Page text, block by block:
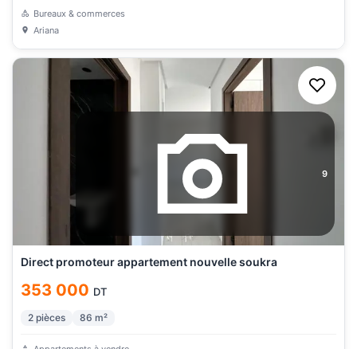
Bureaux & commerces
Ariana
9
Direct promoteur appartement nouvelle soukra
353 000 DT
2 pièces 86 m²